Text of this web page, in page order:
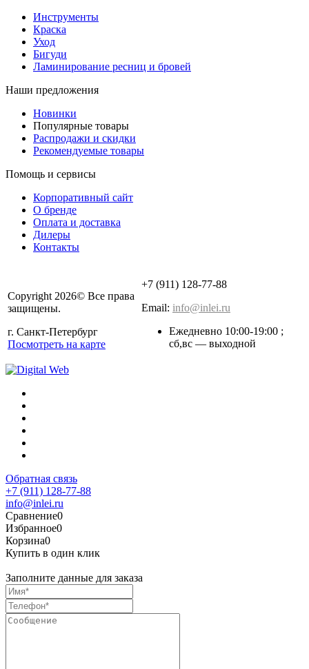
Инструменты
Краска
Уход
Бигуди
Ламинирование ресниц и бровей
Наши предложения
Новинки
Популярные товары
Распродажи и скидки
Рекомендуемые товары
Помощь и сервисы
Корпоративный сайт
О бренде
Оплата и доставка
Дилеры
Контакты
Copyright 2026© Все права
защищены.
г. Санкт-Петербург
Посмотреть на карте
+7 (911) 128-77-88
Email: info@inlei.ru
Ежедневно 10:00-19:00 ;
cб,вс — выходной
Обратная связь
+7 (911) 128-77-88
info@inlei.ru
Сравнение0
Избранное0
Корзина0
Купить в один клик
Заполните данные для заказа